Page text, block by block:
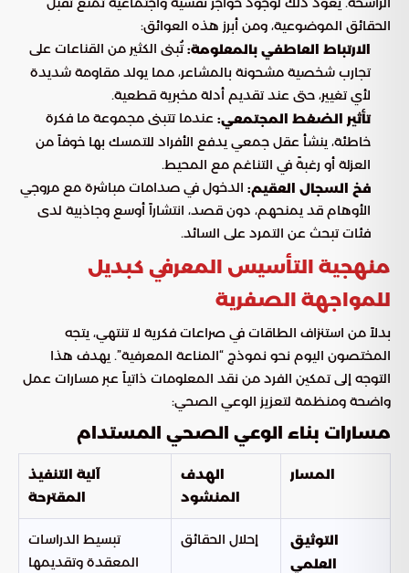
الحقائق الموضوعية، ومن أبرز هذه العوائق:
الارتباط العاطفي بالمعلومة:تُبنى الكثير من القناعات على
تجارب شخصية مشحونة بالمشاعر، مما يولد مقاومة شديدة
لأي تغيير، حتى عند تقديم أدلة مخبرية قطعية.
تأثير الضغط المجتمعي: عندما تتبنى مجموعة ما فكرة
خاطئة، ينشأ عقل جمعي يدفع الأفراد للتمسك بها خوفاً من
العزلة أو رغبةً في التناغم مع المحيط.
فخ السجال العقيم: الدخول في صدامات مباشرة مع مروجي
الأوهام قد يمنحهم، دون قصد، انتشاراً أوسع وجاذبية لدى
فئات تبحث عن التمرد على السائد.
منهجية التأسيس المعرفي كبديل
للمواجهة الصفرية
بدلاً من استنزاف الطاقات في صراعات فكرية لا تنتهي، يتجه
المختصون اليوم نحو نموذج “المناعة المعرفية”. يهدف هذا
التوجه إلى تمكين الفرد من نقد المعلومات ذاتياً عبر مسارات عمل
واضحة ومنظمة لتعزيز الوعي الصحي:
مسارات بناء الوعي الصحي المستدام
المسار
الهدف
المنشود
آلية التنفيذ
المقترحة
التوثيق
العلمي
إحلال الحقائق
تبسيط الدراسات
المعقدة وتقديمها